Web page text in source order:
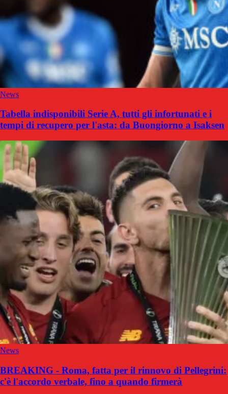
News
Tabella indisponibili Serie A, tutti gli infortunati e i
tempi di recupero per l'asta: da Buongiorno a Isaksen
News
BREAKING - Roma, fatta per il rinnovo di Pellegrini:
c'è l'accordo verbale, fino a quando firmerà